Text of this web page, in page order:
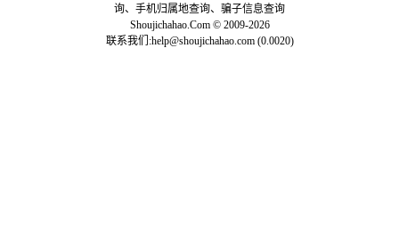
询、手机归属地查询、骗子信息查询
Shoujichahao.Com © 2009-2026
联系我们:help@shoujichahao.com(0.0020)